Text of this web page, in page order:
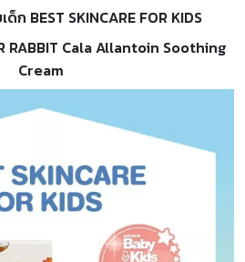
BEST SKINCARE FOR KIDS
RABBIT Cala Allantoin Soothing
Cream